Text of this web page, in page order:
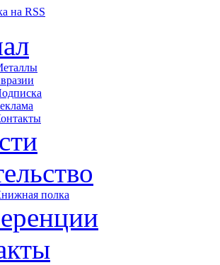
полка